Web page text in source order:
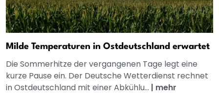
Milde Temperaturen in Ostdeutschland erwartet
Die Sommerhitze der vergangenen Tage legt eine
kurze Pause ein. Der Deutsche Wetterdienst rechnet
in Ostdeutschland mit einer Abkühlu... | mehr